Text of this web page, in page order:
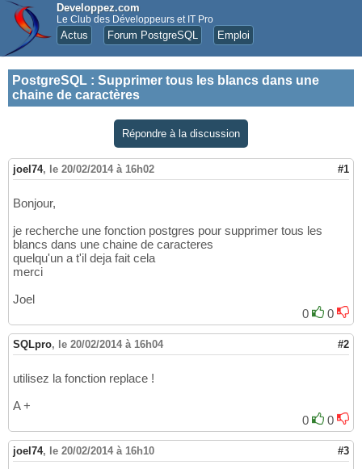
Developpez.com
Le Club des Développeurs et IT Pro
Actus Forum PostgreSQL Emploi
PostgreSQL : Supprimer tous les blancs dans une
chaine de caractères
Répondre à la discussion
joel74, le 20/02/2014 à 16h02 #1
Bonjour,
je recherche une fonction postgres pour supprimer tous les
blancs dans une chaine de caracteres
quelqu'un a t'il deja fait cela
merci
Joel
0
0
SQLpro, le 20/02/2014 à 16h04 #2
utilisez la fonction replace !
A +
0
0
joel74, le 20/02/2014 à 16h10 #3